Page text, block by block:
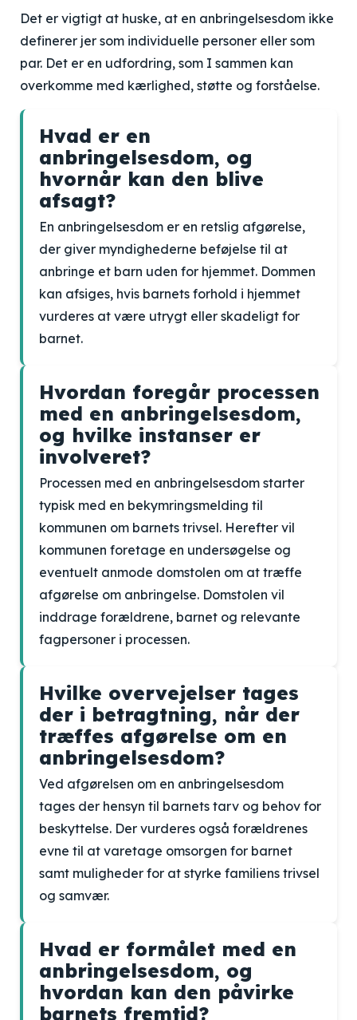
Det er vigtigt at huske, at en anbringelsesdom ikke
definerer jer som individuelle personer eller som
par. Det er en udfordring, som I sammen kan
overkomme med kærlighed, støtte og forståelse.
Hvad er en
anbringelsesdom, og
hvornår kan den blive
afsagt?
En anbringelsesdom er en retslig afgørelse,
der giver myndighederne beføjelse til at
anbringe et barn uden for hjemmet. Dommen
kan afsiges, hvis barnets forhold i hjemmet
vurderes at være utrygt eller skadeligt for
barnet.
Hvordan foregår processen
med en anbringelsesdom,
og hvilke instanser er
involveret?
Processen med en anbringelsesdom starter
typisk med en bekymringsmelding til
kommunen om barnets trivsel. Herefter vil
kommunen foretage en undersøgelse og
eventuelt anmode domstolen om at træffe
afgørelse om anbringelse. Domstolen vil
inddrage forældrene, barnet og relevante
fagpersoner i processen.
Hvilke overvejelser tages
der i betragtning, når der
træffes afgørelse om en
anbringelsesdom?
Ved afgørelsen om en anbringelsesdom
tages der hensyn til barnets tarv og behov for
beskyttelse. Der vurderes også forældrenes
evne til at varetage omsorgen for barnet
samt muligheder for at styrke familiens trivsel
og samvær.
Hvad er formålet med en
anbringelsesdom, og
hvordan kan den påvirke
barnets fremtid?